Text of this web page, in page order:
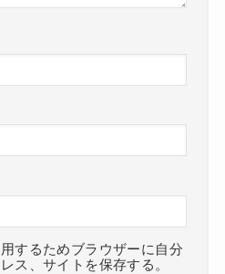
するためブラウザーに自分
ス、サイトを保存する。